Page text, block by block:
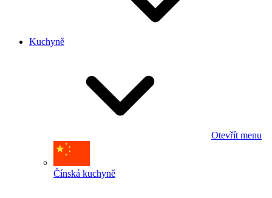
Kuchyně
Otevřít menu
Čínská kuchyně